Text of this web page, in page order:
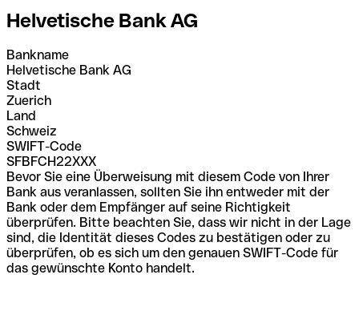
Helvetische Bank AG
Bankname
Helvetische Bank AG
Stadt
Zuerich
Land
Schweiz
SWIFT-Code
SFBFCH22XXX
Bevor Sie eine Überweisung mit diesem Code von Ihrer
Bank aus veranlassen, sollten Sie ihn entweder mit der
Bank oder dem Empfänger auf seine Richtigkeit
überprüfen. Bitte beachten Sie, dass wir nicht in der Lage
sind, die Identität dieses Codes zu bestätigen oder zu
überprüfen, ob es sich um den genauen SWIFT-Code für
das gewünschte Konto handelt.